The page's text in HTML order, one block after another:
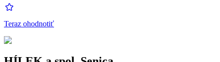
Teraz ohodnotiť